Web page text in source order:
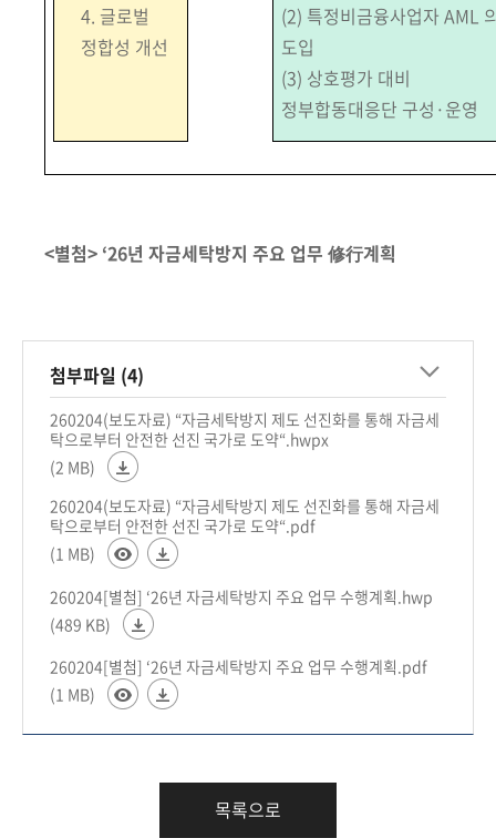
4. 글로벌
정합성 개선
(2) 특정비금융사업자 AML
도입
(3) 상호평가 대비
정부합동대응단 구성·운영
<별첨> ‘26년 자금세탁방지 주요 업무 修行계획
첨부파일 (4)
260204(보도자료) “자금세탁방지 제도 선진화를 통해 자금세
탁으로부터 안전한 선진 국가로 도약“.hwpx
(2 MB)
260204(보도자료) “자금세탁방지 제도 선진화를 통해 자금세
탁으로부터 안전한 선진 국가로 도약“.pdf
(1 MB)
260204[별첨] ‘26년 자금세탁방지 주요 업무 수행계획.hwp
(489 KB)
260204[별첨] ‘26년 자금세탁방지 주요 업무 수행계획.pdf
(1 MB)
목록으로